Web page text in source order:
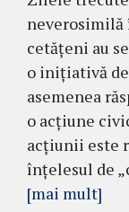
neverosimilă
cetăţeni au
o iniţiativă
ase­menea
o acţiune
acţiunii este
înţelesul de
[mai mult]